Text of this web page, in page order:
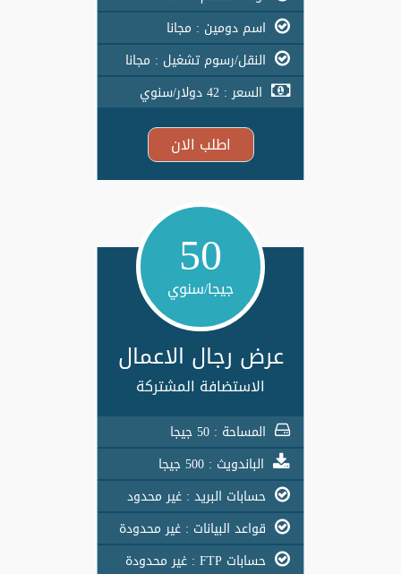
اسم دومين : مجانا
النقل/رسوم تشغيل : مجانا
السعر : 42 دولار/سنوي
اطلب الان
50
جيجا/سنوي
عرض رجال الاعمال
الاستضافة المشتركة
المساحة : 50 جيجا
الباندويث : 500 جيجا
حسابات البريد : غير محدود
قواعد البيانات : غير محدودة
حسابات FTP : غير محدودة